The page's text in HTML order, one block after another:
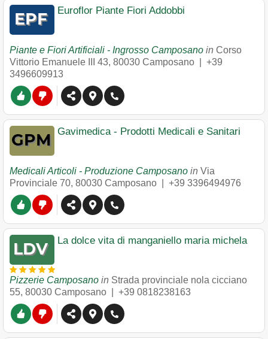
Euroflor Piante Fiori Addobbi
Piante e Fiori Artificiali - Ingrosso Camposano in Corso
Vittorio Emanuele III 43, 80030 Camposano
+39
3496609913
Gavimedica - Prodotti Medicali e Sanitari
Medicali Articoli - Produzione Camposano in Via
Provinciale 70, 80030 Camposano +39 3396494976
La dolce vita di manganiello maria michela
Pizzerie Camposano in Strada provinciale nola cicciano
55, 80030 Camposano +39 0818238163